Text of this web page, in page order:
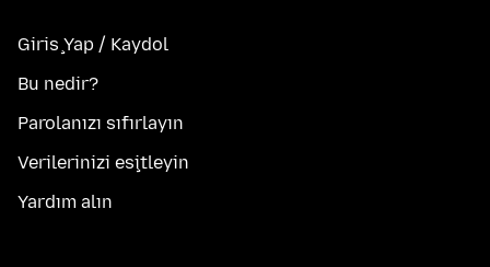
Giriş Yap / Kaydol
Bu nedir?
Parolanızı sıfırlayın
Verilerinizi eşitleyin
Yardım alın